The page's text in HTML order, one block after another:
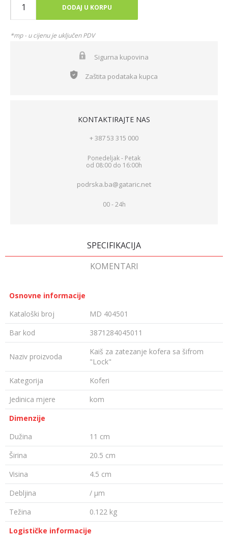
DODAJ U KORPU
*mp - u cijenu je uključen PDV
Sigurna kupovina
Zaštita podataka kupca
KONTAKTIRAJTE NAS
+ 387 53 315 000
Ponedeljak - Petak
od 08:00 do 16:00h
podrska.ba@gataric.net
00 - 24h
SPECIFIKACIJA
KOMENTARI
Osnovne informacije
Kataloški broj
MD 404501
Bar kod
3871284045011
Naziv proizvoda
Kaiš za zatezanje kofera sa šifrom
"Lock"
Kategorija
Koferi
Jedinica mjere
kom
Dimenzije
Dužina
11 cm
Širina
20.5 cm
Visina
4.5 cm
Debljina
/ µm
Težina
0.122 kg
Logističke informacije